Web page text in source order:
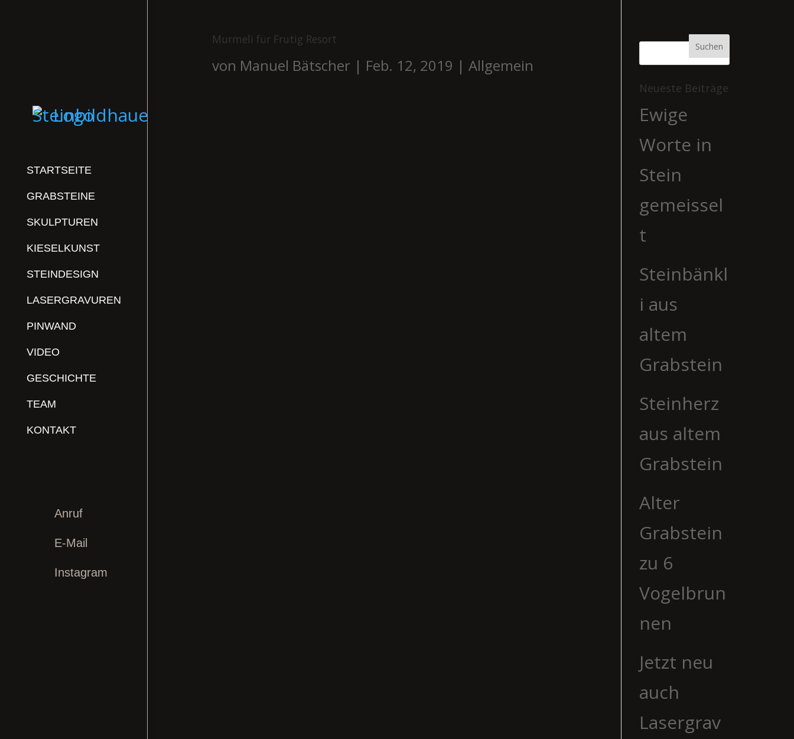
STARTSEITE
GRABSTEINE
SKULPTUREN
KIESELKUNST
STEINDESIGN
LASERGRAVUREN
PINWAND
VIDEO
GESCHICHTE
TEAM
KONTAKT
Anruf
E-Mail
Instagram
Murmeli für Frutig Resort
von Manuel Bätscher | Feb. 12, 2019 |Allgemein
Neueste Beiträge
Ewige
Worte in
Stein
gemeissel
t
Steinbänkl
i aus
altem
Grabstein
Steinherz
aus altem
Grabstein
Alter
Grabstein
zu 6
Vogelbrun
nen
Jetzt neu
auch
Lasergrav